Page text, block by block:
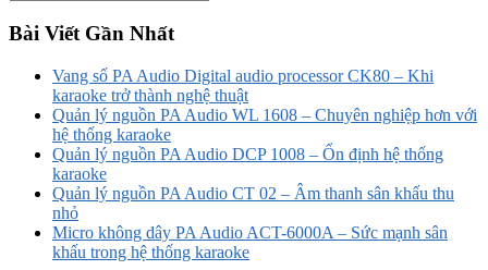
Bài Viết Gần Nhất
Vang số PA Audio Digital audio processor CK80 – Khi
karaoke trở thành nghệ thuật
Quản lý nguồn PA Audio WL 1608 – Chuyên nghiệp hơn với
hệ thống karaoke
Quản lý nguồn PA Audio DCP 1008 – Ổn định hệ thống
karaoke
Quản lý nguồn PA Audio CT 02 – Âm thanh sân khấu thu
nhỏ
Micro không dây PA Audio ACT-6000A – Sức mạnh sân
khấu trong hệ thống karaoke